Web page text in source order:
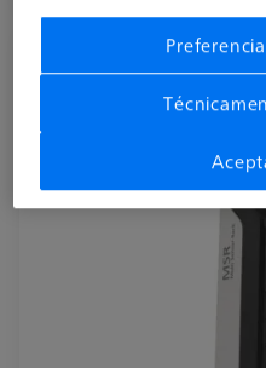
MSR 2.0 Base Column